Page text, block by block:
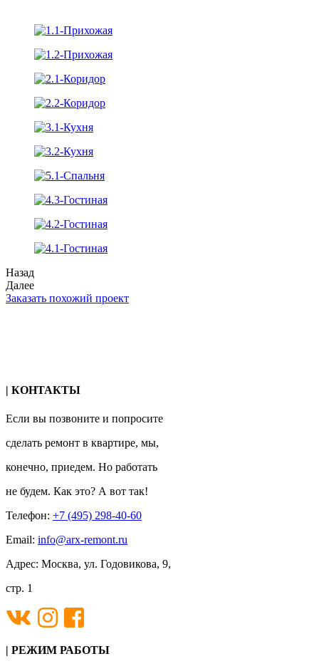
Назад
Далее
Заказать похожий проект
| КОНТАКТЫ
Если вы позвоните и попросите
сделать ремонт в квартире, мы,
конечно, приедем. Но работать
не будем. Как это? А вот так!
Телефон: +7 (495) 298-40-60
Email: info@arx-remont.ru
Адрес: Москва, ул. Годовикова, 9,
стр. 1
| РЕЖИМ РАБОТЫ